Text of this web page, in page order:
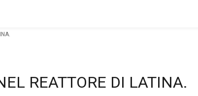
REATTORE DI LATINA.